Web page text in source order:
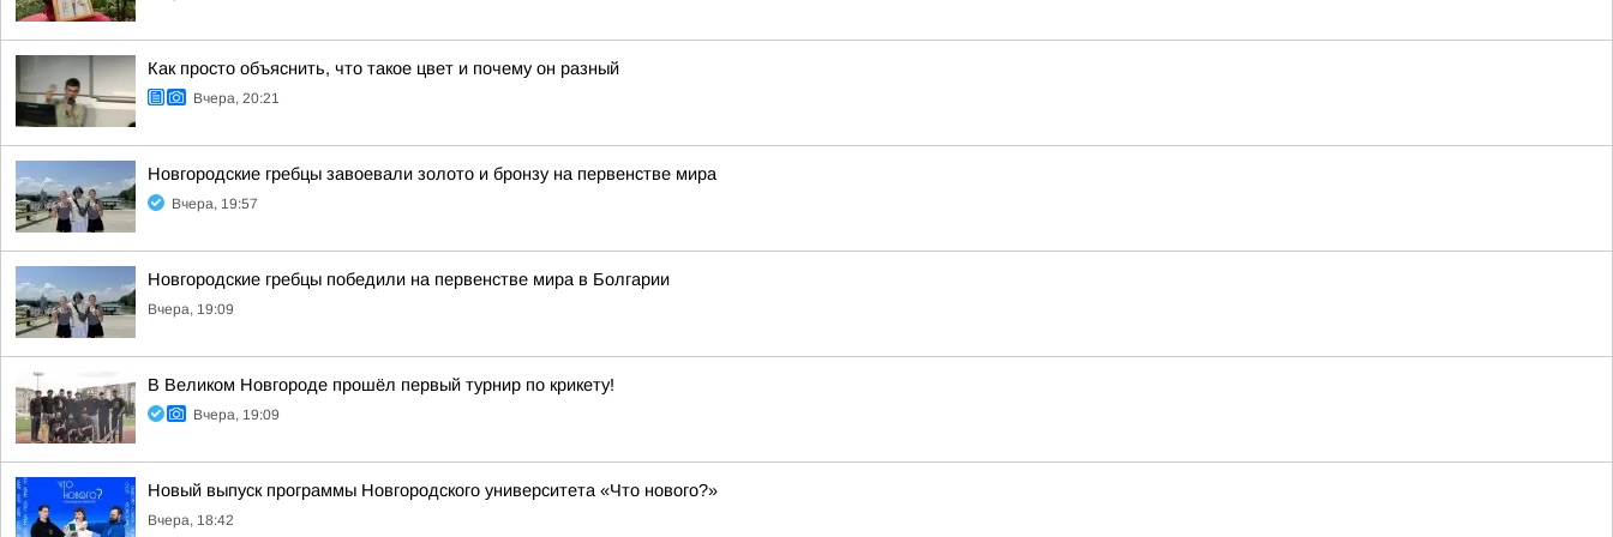
Как просто объяснить, что такое цвет и почему он разный
Вчера, 20:21
Новгородские гребцы завоевали золото и бронзу на первенстве мира
Вчера, 19:57
Новгородские гребцы победили на первенстве мира в Болгарии
Вчера, 19:09
В Великом Новгороде прошёл первый турнир по крикету!
Вчера, 19:09
Новый выпуск программы Новгородского университета «Что нового?»
Вчера, 18:42